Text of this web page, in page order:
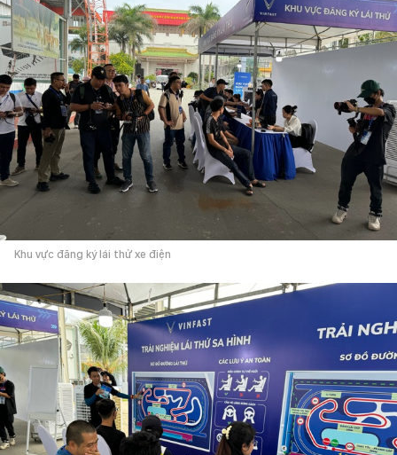
Khu vực đăng ký lái thử xe điện